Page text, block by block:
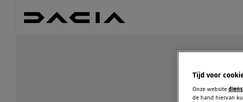
Tijd voor
Onze website
de hand hiervan